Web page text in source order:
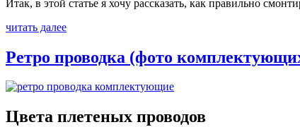
Итак, в этой статье я хочу рассказать, как правильно
читать далее
Ретро проводка (фото
Цвета плетеных проводов